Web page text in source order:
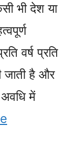
भी देश या
वर्ष प्रति
जाती है और
में